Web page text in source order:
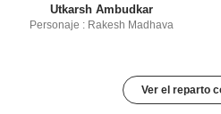
Utkarsh Ambudkar
Personaje : Rakesh Madhava
Ver el reparto